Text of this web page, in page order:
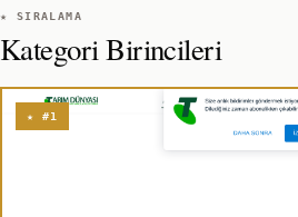
★ SIRALAMA
Kategori Birincileri
★ #1